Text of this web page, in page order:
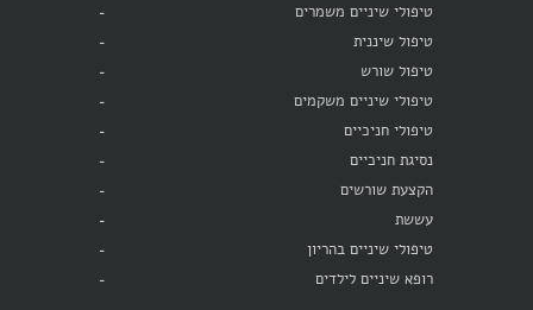
טיפולי שיניים משמרים
טיפול שיננית
טיפול שורש
טיפולי שיניים משקמים
טיפולי חניכיים
נסיגת חניכיים
הקצעת שורשים
עששת
טיפולי שיניים בהריון
רופא שיניים לילדים